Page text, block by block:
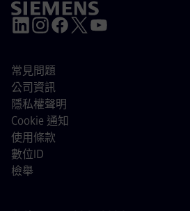
常見問題
公司資訊
隱私權聲明
Cookie 通知
使用條款
數位ID
檢舉